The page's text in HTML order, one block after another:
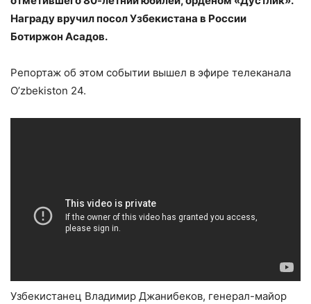
Награду вручил посол Узбекистана в России
Ботиржон Асадов.
Репортаж об этом событии вышел в эфире телеканала
O’zbekiston 24.
Узбекистанец Владимир Джанибеков, генерал-майор